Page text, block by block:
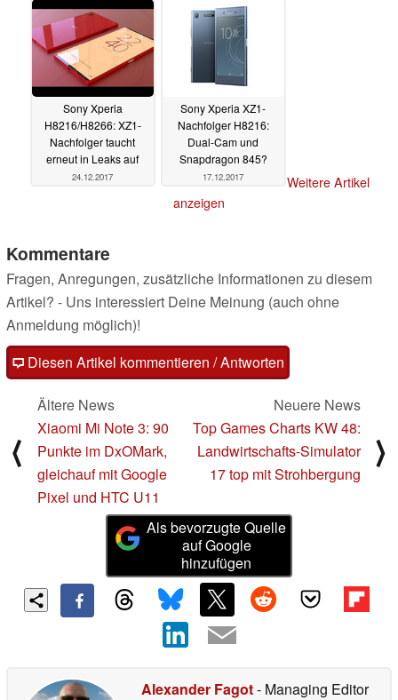
Sony Xperia
H8216/H8266: XZ1-
Nachfolger taucht
erneut in Leaks auf
24.12.2017
Sony Xperia XZ1-
Nachfolger H8216:
Dual-Cam und
Snapdragon 845?
17.12.2017
Weitere Artikel
anzeigen
Kommentare
Fragen, Anregungen, zusätzliche Informationen zu diesem
Artikel? - Uns interessiert Deine Meinung (auch ohne
Anmeldung möglich)!
Diesen Artikel kommentieren / Antworten
⟨
Ältere News
Xiaomi Mi Note 3: 90
Punkte im DxOMark,
gleichauf mit Google
Pixel und HTC U11
Neuere News
Top Games Charts KW 48:
Landwirtschafts-Simulator
17 top mit Strohbergung
⟩
Als bevorzugte Quelle
auf Google
hinzufügen
Alexander Fagot- Managing Editor